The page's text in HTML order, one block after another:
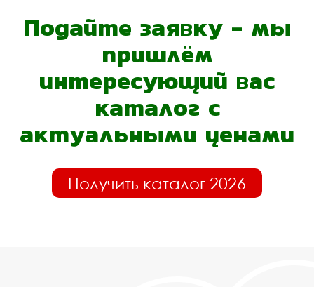
Подайте заявку - мы
пришлём
интересующий вас
каталог с
актуальными ценами
Получить каталог 2026